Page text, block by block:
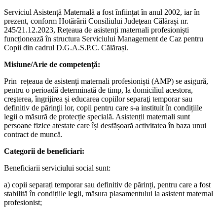
Serviciul Asistență Maternală a fost înființat în anul 2002, iar în
prezent, conform Hotărârii Consiliului Judeţean Călărași nr.
245/21.12.2023, Rețeaua de asistenți maternali profesioniști
funcționează în structura Serviciului Management de Caz pentru
Copii din cadrul D.G.A.S.P.C. Călărași.
Misiune/Arie de competenţă:
Prin rețeaua de asistenți maternali profesioniști (AMP) se asigură,
pentru o perioadă determinată de timp, la domiciliul acestora,
creşterea, îngrijirea și educarea copiilor separaţi temporar sau
definitiv de părinţii lor, copii pentru care s-a instituit în condițiile
legii o măsură de protecție specială. Asistenții maternali sunt
persoane fizice atestate care își desfășoară activitatea în baza unui
contract de muncă.
Categorii de beneficiari:
Beneficiarii serviciului social sunt:
a) copii separați temporar sau definitiv de părinți, pentru care a fost
stabilită în condițiile legii, măsura plasamentului la asistent maternal
profesionist;